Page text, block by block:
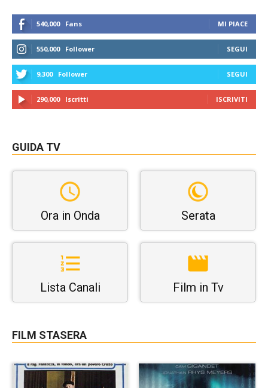
540,000 Fans MI PIACE
550,000 Follower SEGUI
9,300 Follower SEGUI
290,000 Iscritti ISCRIVITI
GUIDA TV
Ora in Onda Serata
Lista Canali Film in Tv
FILM STASERA